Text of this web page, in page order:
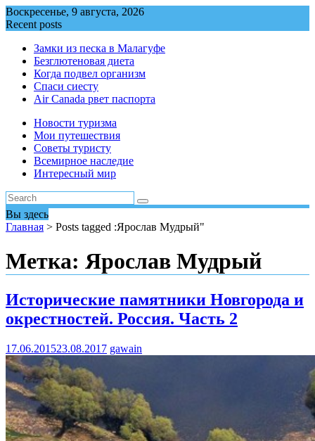
Перейти
к
Воскресенье, 9 августа, 2026
Recent posts
Замки из песка в Малагуфе
Безглютеновая диета
Когда подвел организм
Спаси сиесту
Air Canada рвет паспорта
Новости туризма
Мои путешествия
Советы туристу
Всемирное наследие
Интересный мир
Вы здесь
Главная > Posts tagged :Ярослав Мудрый"
Метка: Ярослав Мудрый
Исторические памятники Новгорода и
окрестностей. Россия. Часть 2
17.06.201523.08.2017 gawain